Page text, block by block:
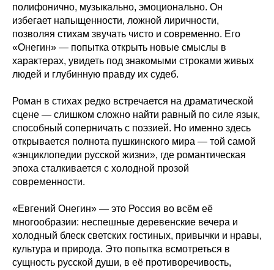
полифонично, музыкально, эмоционально. Он
избегает напыщенности, ложной лиричности,
позволяя стихам звучать чисто и современно. Его
«Онегин» — попытка открыть новые смыслы в
характерах, увидеть под знакомыми строками живых
людей и глубинную правду их судеб.
Роман в стихах редко встречается на драматической
сцене — слишком сложно найти равный по силе язык,
способный соперничать с поэзией. Но именно здесь
открывается полнота пушкинского мира — той самой
«энциклопедии русской жизни», где романтическая
эпоха сталкивается с холодной прозой
современности.
«Евгений Онегин» — это Россия во всём её
многообразии: неспешные деревенские вечера и
холодный блеск светских гостиных, привычки и нравы,
культура и природа. Это попытка всмотреться в
сущность русской души, в её противоречивость,